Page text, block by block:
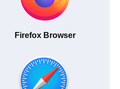
Firefox Browser